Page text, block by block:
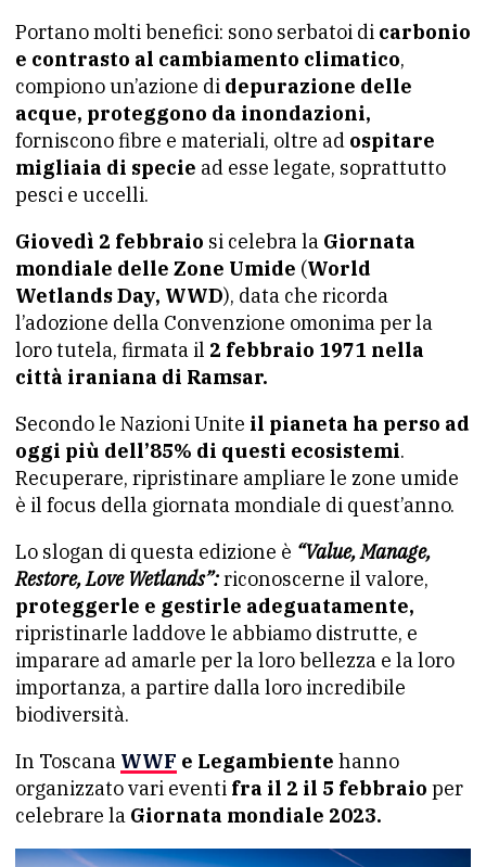
Portano molti benefici: sono serbatoi di carbonio
e contrasto al cambiamento climatico,
compiono un’azione di depurazione delle
acque, proteggono da inondazioni,
forniscono fibre e materiali, oltre ad ospitare
migliaia di specie ad esse legate, soprattutto
pesci e uccelli.
Giovedì 2 febbraio si celebra la Giornata
mondiale delle Zone Umide (World
Wetlands Day, WWD), data che ricorda
l’adozione della Convenzione omonima per la
loro tutela, firmata il 2 febbraio 1971 nella
città iraniana di Ramsar.
Secondo le Nazioni Unite il pianeta ha perso ad
oggi più dell’85% di questi ecosistemi.
Recuperare, ripristinare ampliare le zone umide
è il focus della giornata mondiale di quest’anno.
Lo slogan di questa edizione è “Value, Manage,
Restore, Love Wetlands”:riconoscerne il valore,
proteggerle e gestirle adeguatamente,
ripristinarle laddove le abbiamo distrutte, e
imparare ad amarle per la loro bellezza e la loro
importanza, a partire dalla loro incredibile
biodiversità.
In Toscana WWF e Legambiente hanno
organizzato vari eventi fra il 2 il 5 febbraio per
celebrare la Giornata mondiale 2023.